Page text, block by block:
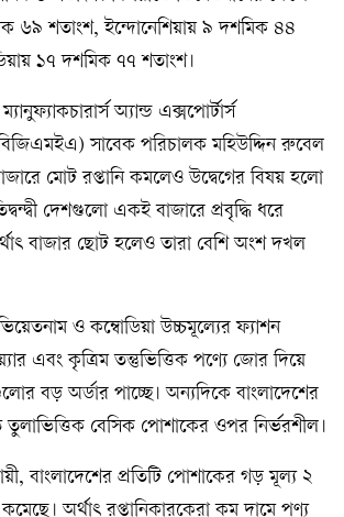
৬৯ শতাংশ, ইন্দোনেশিয়ায় ৯ দশমিক ৪৪
১৭ দশমিক ৭৭ শতাংশ।
অ্যান্ড এক্সপোর্টার্স
সাবেক পরিচালক মহিউদ্দিন রুবেল
মোট রপ্তানি কমলেও উদ্বেগের বিষয় হলো
দেশগুলো একই বাজারে প্রবৃদ্ধি ধরে
বাজার ছোট হলেও তারা বেশি অংশ দখল
ও কম্বোডিয়া উচ্চমূল্যের ফ্যাশন
এবং কৃত্রিম তন্তুভিত্তিক পণ্যে জোর দিয়ে
বড় অর্ডার পাচ্ছে। অন্যদিকে বাংলাদেশের
বেসিক পোশাকের ওপর নির্ভরশীল।
বাংলাদেশের প্রতিটি পোশাকের গড় মূল্য ২
অর্থাৎ রপ্তানিকারকেরা কম দামে পণ্য